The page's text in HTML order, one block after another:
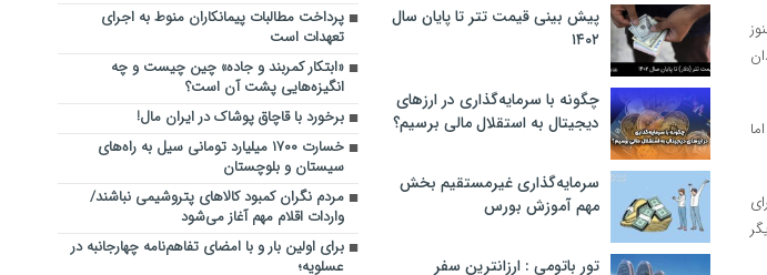
که برای
پیش بینی قیمت تتر تا پایان سال
۱۴۰۲
چگونه با سرمایه‌گذاری در ارزهای
دیجیتال به استقلال مالی برسیم؟
سرمایه‌گذاری غیرمستقیم بخش
مهم آموزش بورس
تور باتومی : ارزانترین سفر
پرداخت مطالبات پیمانکاران منوط به اجرای
تعهدات است
«ابتکار کمربند و جاده» چین چیست و چه
انگیزه‌هایی پشت آن است؟
برخورد با قاچاق پوشاک در ایران‌ مال!
خسارت ۱۷۰۰ میلیارد تومانی سیل به راه‌های
سیستان و بلوچستان
مردم نگران کمبود کالاهای پتروشیمی نباشند/
واردات اقلام مهم آغاز می‌شود
برای اولین‌ بار و با امضای تفاهم‌نامه چهارجانبه در
عسلویه؛